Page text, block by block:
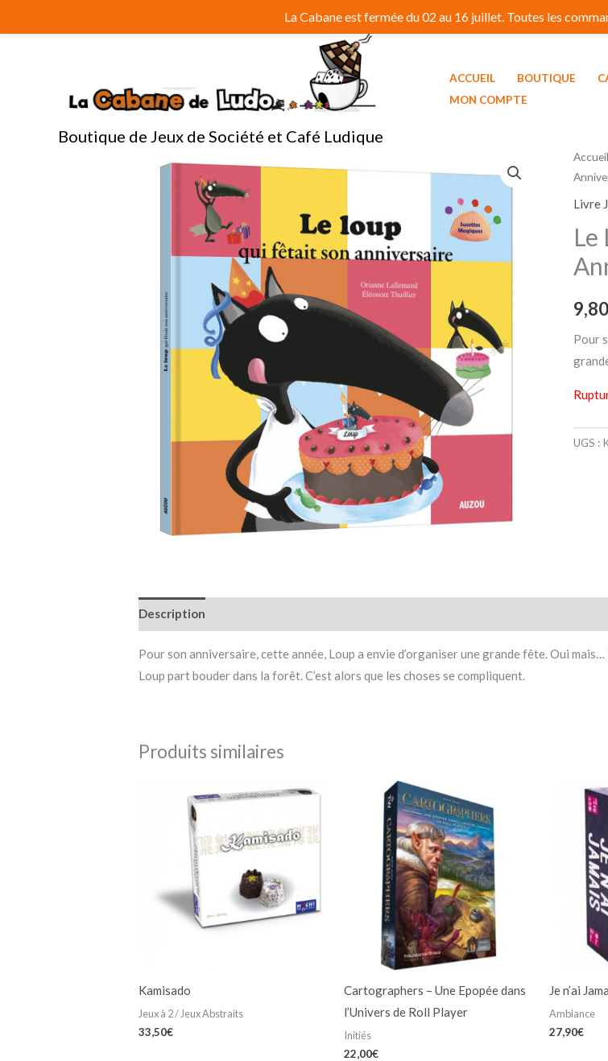
au
Boutique de Jeux de Société et Café Ludique
ACCUEIL BOUTIQUE
MON COMPTE
Accueil
Livre
Le
9,80
Pour
UGS :
Description
Pour son anniversaire, cette année, Loup a envie d’organiser une grande fête. Oui mais…
Loup part bouder dans la forêt. C’est alors que les choses se compliquent.
Produits similaires
Kamisado
Jeux à 2 / Jeux Abstraits
33,50€
Cartographers – Une Epopée dans
l’Univers de Roll Player
Initiés
22,00€
Je n’ai
Ambiance
27,90€
La Cabane est fermée du 02 au 16 juillet. Toutes les